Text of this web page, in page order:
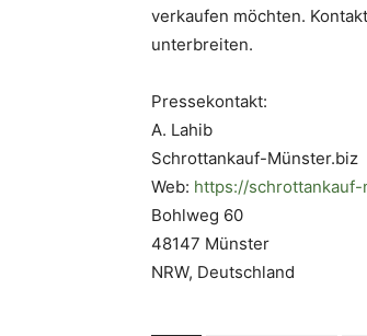
verkaufen möchten.
unterbreiten.
Pressekontakt:
A. Lahib
Schrottankauf-Münster.biz
Web: https://
Bohlweg 60
48147 Münster
NRW, Deutschland